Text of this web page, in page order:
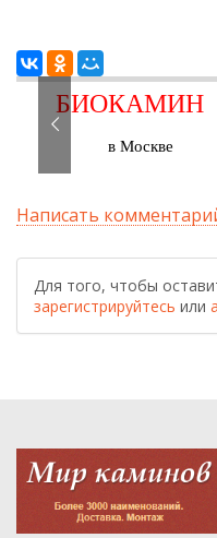
БИОКАМИН
в Москве
Написать
Для того, чтобы
зарегистрируйтесь или